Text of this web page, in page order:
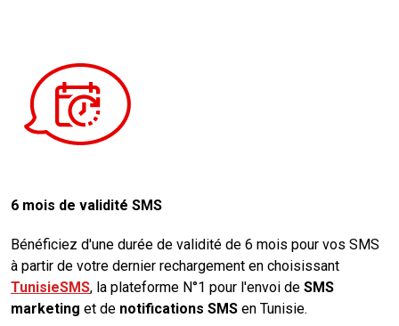
6 mois de validité SMS
Bénéficiez d'une durée de validité de 6 mois pour vos SMS
à partir de votre dernier rechargement en choisissant
TunisieSMS, la plateforme N°1 pour l'envoi de SMS
marketing et de notifications SMS en Tunisie.